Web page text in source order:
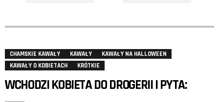
CHAMSKIE KAWAŁY KAWAŁY
KAWAŁY NA HALLOWEEN
KAWAŁY O KOBIETACH
KRÓTKIE
WCHODZI KOBIETA DO DROGERII I PYTA: